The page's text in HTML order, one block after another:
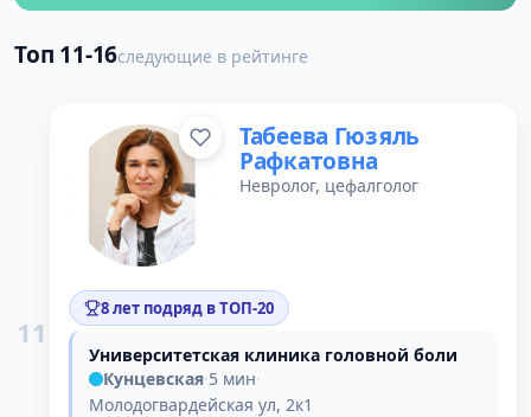
Топ 11-16следующие в рейтинге
11
Табеева Гюзяль
Рафкатовна
Невролог, цефалголог
8 лет подряд в ТОП-20
Университетская клиника головной боли
Кунцевская·5 мин·
Молодогвардейская ул, 2к1